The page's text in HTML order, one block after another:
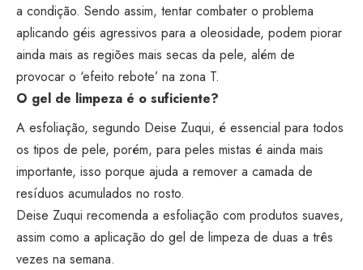
a condição. Sendo assim, tentar combater o problema
aplicando géis agressivos para a oleosidade, podem piorar
ainda mais as regiões mais secas da pele, além de
provocar o ‘efeito rebote’ na zona T.
O gel de limpeza é o suficiente?
A esfoliação, segundo Deise Zuqui, é essencial para todos
os tipos de pele, porém, para peles mistas é ainda mais
importante, isso porque ajuda a remover a camada de
resíduos acumulados no rosto.
Deise Zuqui recomenda a esfoliação com produtos suaves,
assim como a aplicação do gel de limpeza de duas a três
vezes na semana.